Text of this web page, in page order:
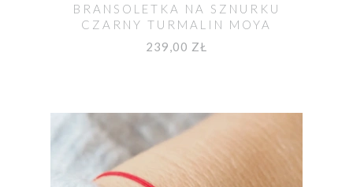
BRANSOLETKA NA SZNURKU
CZARNY TURMALIN MOYA
239,00 ZŁ